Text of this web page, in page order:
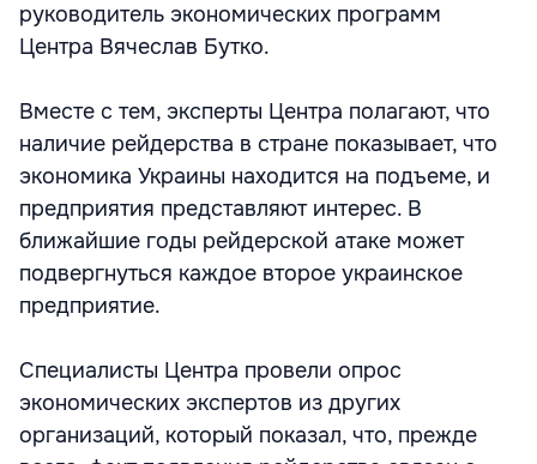
руководитель экономических программ
Центра Вячеслав Бутко.
Вместе с тем, эксперты Центра полагают, что
наличие рейдерства в стране показывает, что
экономика Украины находится на подъеме, и
предприятия представляют интерес. В
ближайшие годы рейдерской атаке может
подвергнуться каждое второе украинское
предприятие.
Специалисты Центра провели опрос
экономических экспертов из других
организаций, который показал, что, прежде